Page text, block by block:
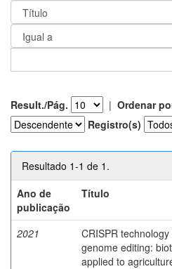
Result./Pág. | Ordenar
Registro(s)
Resultado 1-1 de 1.
Ano de
publicação
Título
2021
CRISPR
genome editing:
applied to